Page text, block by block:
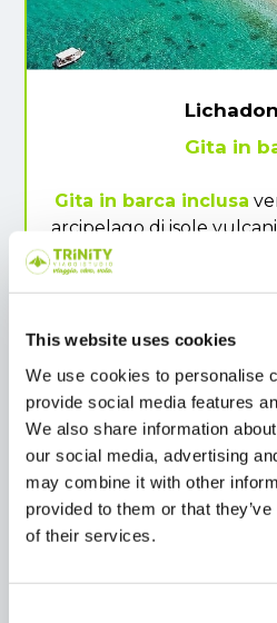
This website uses cookies
We use cookies to personalise
provide social media features
We also share information
our social media, advertising
may combine it with other
provided to them or that
of their services.
Gita in
Gita in barca inclusa
arcipelago di isole
spesso paragonato alle
acque turchesi e le
panorami mozzafiato e,
di paradiso dove la